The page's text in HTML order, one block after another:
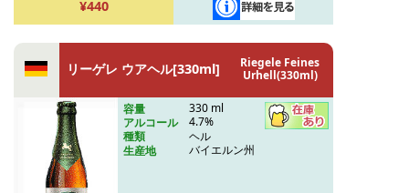
¥440
リーゲレ ウアヘル[330ml]
Riegele Feines
Urhell(330ml)
容量
330 ml
アルコール
4.7%
種類
ヘル
生産地
バイエルン州